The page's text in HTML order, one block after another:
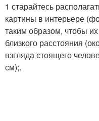
1 старайтесь
картины в интерьере
таким образом, чтобы
близкого расстояния
взгляда стоящего
см);.